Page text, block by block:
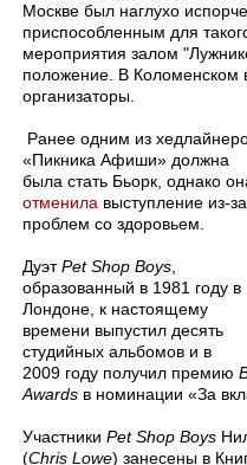
Москве был наглухо
приспособленным для
мероприятия залом
положение. В Коломенском
организаторы.
Ранее одним из
«Пикника Афиши» должна
была стать Бьорк, однако
отменила выступление из-за
проблем со здоровьем.
ДуэтPet Shop Boys
образованный в 1981 году в
Лондоне, к настоящему
времени выпустил десять
студийных альбомов и в
2009 году получил премию
Awards в номинации «За
Участники Pet Shop Boys
(Chris Lowe) занесены в